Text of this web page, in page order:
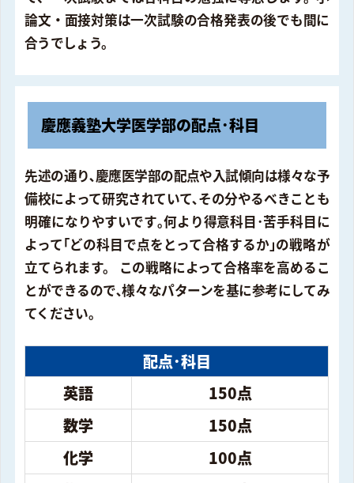
論文・面接対策は一次試験の合格発表の後でも間に
合うでしょう。
慶應義塾大学医学部の配点･科目
先述の通り､慶應医学部の配点や入試傾向は様々な予
備校によって研究されていて､その分やるべきことも
明確になりやすいです｡何より得意科目･苦手科目に
よって｢どの科目で点をとって合格するか｣の戦略が
立てられます。 この戦略によって合格率を高めるこ
とができるので､様々なパターンを基に参考にしてみ
てください｡
配点･科目
英語
150点
数学
150点
化学
100点